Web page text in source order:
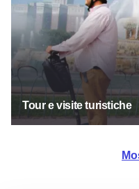
Tour e visite turistiche